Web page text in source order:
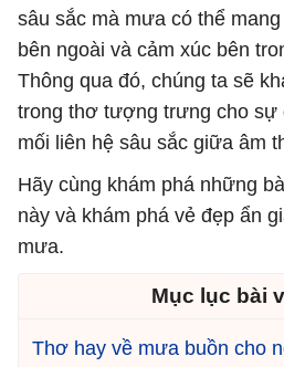
sâu sắc mà mưa có thể
bên ngoài và cảm xúc bên
Thông qua đó, chúng ta sẽ
trong thơ tượng trưng cho sự
mối liên hệ sâu sắc giữa âm
Hãy cùng khám phá những
này và khám phá vẻ đẹp ẩn
mưa.
Mục lục bài
Thơ hay về mưa buồn cho